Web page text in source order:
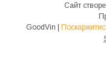
Сайт
GoodVin |